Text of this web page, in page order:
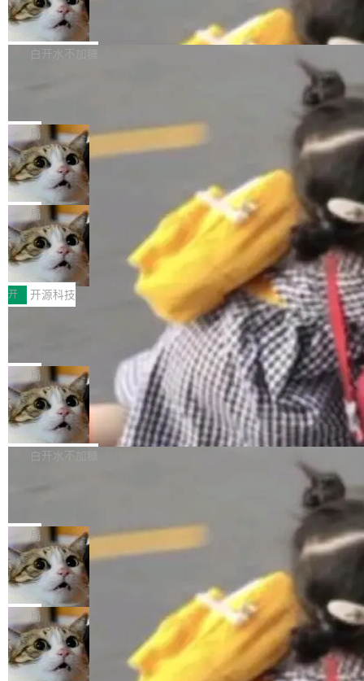
的图像元素不在同一个子树中，则它们将不再关
联 加...
至今）的所有 commit，同样交由 AI 分析提炼。
经过人工复核，准确度令人满意。这一方法也为
社区爱好者提供了高效跟踪新版本的思路。
ebastian Pipping 写在博客里的话。8 月 4 日，
他宣布了一个新消息：从 2026 年 8 月 1 日起，
他可以全职维护 libexpat 了，最长 6 个月。发
库之一。你的操作系统、浏览器、无数的基础设
施软件，很可能都在用它。而过去十年，维护它
的人一直在用业余...
Firefox 153.0.3 发布
Firefox 153.0.3 现已发布，具体更新内容如
下： New Smart Window 包含多项增强功能：
gi?id=2019042">Bug&nbsp;2019042</a>）</l
i> <li>现在，助手可以直接使用 Exa 的网络搜索
结果回答问题，而无需将问题转交给搜索引擎。
（<a href="https://bugzilla.mozilla.org/show_
bug.cgi?id=204...
白开水不加糖
的 npm 包。项目的核心论点是：容器不适合 Ag
ent 计算。真正适合的，是 Isolate。 Cloudflare
工程师在这件事上没什么可谦虚的——他们用 W
orkers 跑了十年 Isolate。用 CEO Matthew Pri
nce 的话说：「我们一生都在用 Isolate 运行代
码，而 AI Agent 不需要容器，它们需要的是 Iso
late。」 容器为什么不合适 容器的问题在于启动
和销毁都太重了。一个 Agent 要执行的任务可能
只需要几毫秒的 CPU 时间，但容器从冷启动到
就绪要花数秒。如果未来有十...
局
OpenAI 公开邮件和聊天记录回应苹果
诉讼，称“Apple is getting this wron
g”
上个月，苹果一纸诉状把 OpenAI 告上法庭，指
控其挖角苹果前员工并窃取商业秘密。苹果的诉
状把 OpenAI 描述成一个系统性地从前东家挖
人、套取机密信息的对手。 OpenAI 没发律师
函，也没选择庭外沉默。它在官网贴了一篇博
文，标题只有六个字：Apple is getting this wro
ng。 然后，它把邮件往来和 iMessage 聊天记
录全贴了出来。 他发错人了 苹果外部律师 Gabr
iel Gross 来自 Weil 律所，2 月 23 日下午 5:53
给 OpenAI 总法律顾问 Che Chang 发了封邮
件，附了一封长信，要求 OpenAI 配合调查前苹
果员工带走机密信...
局
HUAWEI MatePad Edge上架WorkBu
ddy鸿蒙PC版，说话就能干活的AI办公
搭子
全能AI工作台WorkBuddy鸿蒙PC版上架HUAWE
I MatePad Edge应用市场，直接下载即可使
用，与鸿蒙电脑上的体验一致。值得一提的是，
这是目前市面上唯一支持平板接入WorkBuddy P
C版的产品，搭载“人机双写”重磅功能——你写
你的，AI写AI的，同屏协作互不干扰。一句话让
AI帮你干活，现在开启全新体验！ 温馨提示：
体验WorkBuddy鸿蒙PC版前，请将 HUAWEI M
atePad Edge 升级至 HarmonyOS 6.1.0.135S
P9 patch03及以上版本。 *升级路径：设置 > 搜
开 开源科技
FFmpeg 9.0 发布：代号“Lei”，以此纪
全球知名开源多媒体框架 FFmpeg 今天正式发
布了 9.0 版本。这个版本除了带来新一代音视频
处理能力和硬件加速支持之外，还有一个特殊之
处：FFmpeg 9.0 的代号是“Lei”。 这个名字，
来自中国开发者雷霄骅（Lei Xiaohua）。 对于
很多中国音视频开发者而言，这个名字并不陌
“启蒙老师”。 而今年，恰好是雷霄骅离世十周
年。FFmpeg 社区最终选择用一个大版本的名
字，留下了这份纪念。 雷霄骅曾是中国传媒大学
数字电视技术方向的博士生，长期从事视频、音
频技...
局
亚马逊成本失控：AI 写代码烧掉 1215
万元，超预算 860%
外媒近日曝光了亚马逊的多份内部报告显示，AI
导致公司在多个项目上超支。《金融时报》报道
编写程序，目标是完成电商平台作者信息与商品
列表的数据匹配 —— 一项常规的数据处理任
务，最终却产生了 180 万美元的账单，实际支出
超出原定预算 860%。 更令人意外的是，该项目
最终并未成功落地，而高额算力消耗持续运行长
达 5 个月，公司直到财务对账时才察觉异常。这
意味着一个无人看管的 AI 程序，在近半年时间
里日夜不停地"烧钱"。 复盘显示，...
白开水不加糖
e CEO Clément Delangue 在 CNBC 的采访里
没有拐弯抹角。他说中国正在赢得 AI 竞赛，而
且按目前的速度，中国 AI 工具预计在今年底或
2027 年就能追上美国前沿实验室的水平。 Dela
ngue 把原因归结为一件事：开放协作。中国的
AI 开发者在一个共享和协作的生态里加速迭代，
而美国模型厂商在"闭门造车"。他的原话是 "buil
ding in silos"——各自为战，互不通气。 这个判
局
当 AI agent 把源码变成了最好的扩展系
统，开发者工具必须开源
五年前，David Crawshaw 问过很多软件工程师
一个问题：你写过什么给自己用的程序？答案几
乎都是没有。工程师们整天用别人写的程序写程
序给别人用。偶尔有人自己写个博客系统、智能
家居控制、家庭实验室，都算稀奇事。 Crawsh
局
DeepSeek Harness 宣布内测邀请，全
网最大规模开源 Agent 路演现场诞生
一条内测招募帖，发出去的时候大概没人想到它